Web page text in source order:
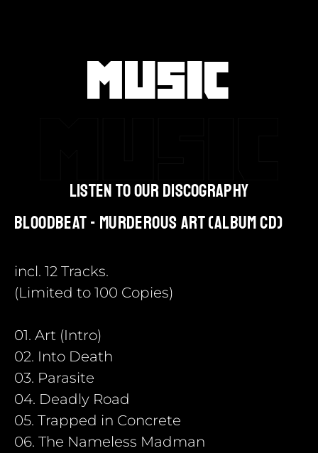
Music
listen to our discography
Bloodbeat - Murderous Art (Album CD)
incl. 12 Tracks.
(Limited to 100 Copies)
01. Art (Intro)
02. Into Death
03. Parasite
04. Deadly Road
05. Trapped in Concrete
06. The Nameless Madman